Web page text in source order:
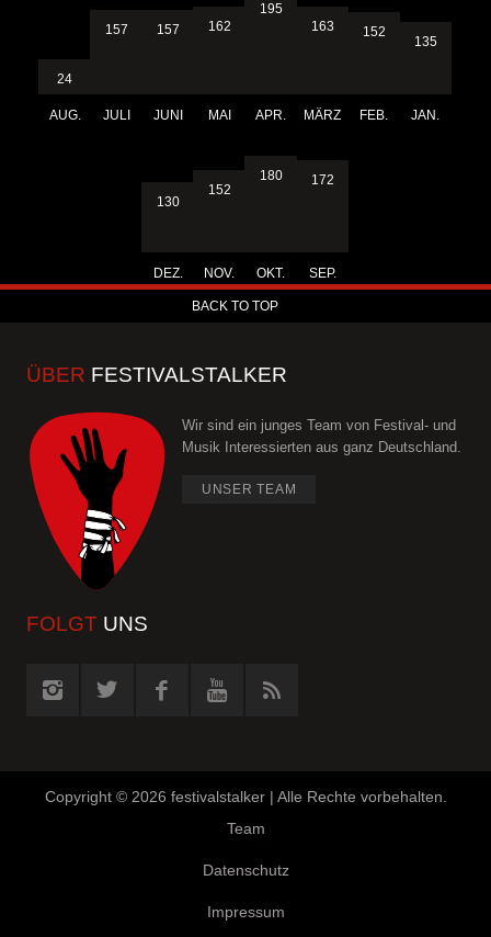
24
AUG.
157
JULI
157
JUNI
162
MAI
195
APR.
163
MÄRZ
152
FEB.
135
JAN.
130
DEZ.
152
NOV.
180
OKT.
172
SEP.
BACK TO TOP
ÜBER FESTIVALSTALKER
Wir sind ein junges Team von Festival- und
Musik Interessierten aus ganz Deutschland.
UNSER TEAM
FOLGT UNS
Copyright © 2026 festivalstalker | Alle Rechte vorbehalten.
Team
Datenschutz
Impressum